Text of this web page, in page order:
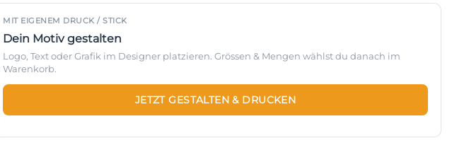
MIT EIGENEM DRUCK / STICK
Dein Motiv gestalten
Logo, Text oder Grafik im Designer platzieren. Grössen & Mengen wählst du danach im
Warenkorb.
JETZT GESTALTEN & DRUCKEN